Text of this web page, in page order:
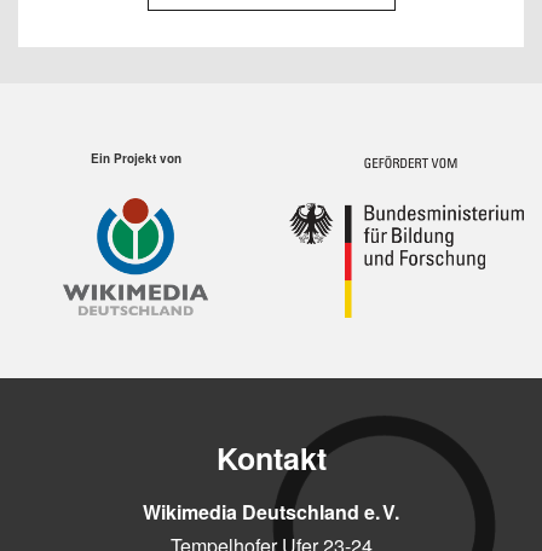
Ein Projekt von
Kontakt
Wikimedia Deutschland e. V.